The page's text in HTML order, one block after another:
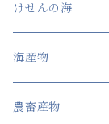
けせんの海
海産物
農畜産物